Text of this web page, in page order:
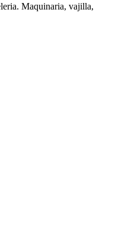
Maquinaria, vajilla,